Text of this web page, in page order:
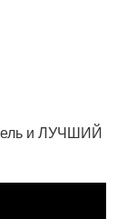
и ЛУЧШИЙ